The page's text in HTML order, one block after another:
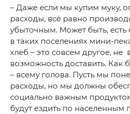
– Даже если мы купим муку,
расходы, всё равно
убыточным. Может быть, есть
в таких поселениях мини-
хлеб – это совсем другое, не
возможность доставить. Как
– всему голова. Пусть мы
расходы, но мы должны
социально важным
будут ездить по населенным